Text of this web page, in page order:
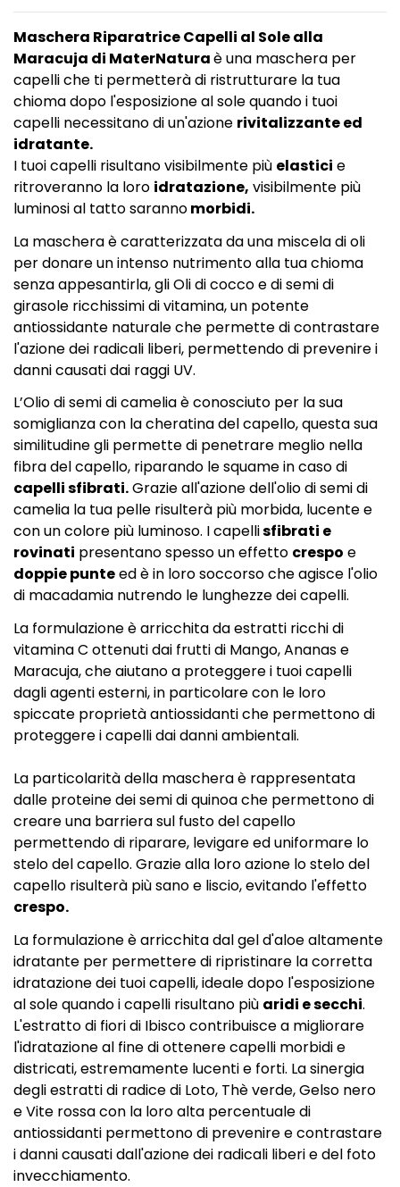
Maschera Riparatrice Capelli al Sole alla
Maracuja di MaterNaturaè una maschera per
capelli che ti permetterà di ristrutturare la tua
chioma dopo l'esposizione al sole quando i tuoi
capelli necessitano di un'azione rivitalizzante ed
idratante.
I tuoi capelli risultano visibilmente più elastici e
ritroveranno la loro idratazione, visibilmente più
luminosi al tatto sarannomorbidi.
La maschera è caratterizzata da una miscela di oli
per donare un intenso nutrimento alla tua chioma
senza appesantirla, gli Oli di cocco e di semi di
girasole ricchissimi di vitamina, un potente
antiossidante naturale che permette di contrastare
l'azione dei radicali liberi, permettendo di prevenire i
danni causati dai raggi UV.
L’Olio di semi di camelia è conosciuto per la sua
somiglianza con la cheratina del capello, questa sua
similitudine gli permette di penetrare meglio nella
fibra del capello, riparando le squame in caso di
capelli sfibrati.Grazie all'azione dell'olio di semi di
camelia la tua pelle risulterà più morbida, lucente e
con un colore più luminoso. I capellisfibrati e
rovinati presentano spesso un effetto crespo e
doppie punteed è in loro soccorso che agisce l'olio
di macadamia nutrendo le lunghezze dei capelli.
La formulazione è arricchita da estratti ricchi di
vitamina C ottenuti dai frutti di Mango, Ananas e
Maracuja, che aiutano a proteggere i tuoi capelli
dagli agenti esterni, in particolare con le loro
spiccate proprietà antiossidanti che permettono di
proteggere i capelli dai danni ambientali.
La particolarità della maschera è rappresentata
dalle proteine dei semi di quinoa che permettono di
creare una barriera sul fusto del capello
permettendo di riparare, levigare ed uniformare lo
stelo del capello. Grazie alla loro azione lo stelo del
capello risulterà più sano e liscio, evitando l'effetto
crespo.
La formulazione è arricchita dal gel d'aloe altamente
idratante per permettere di ripristinare la corretta
idratazione dei tuoi capelli, ideale dopo l'esposizione
al sole quando i capelli risultano più aridi e secchi.
L'estratto di fiori di Ibisco contribuisce a migliorare
l'idratazione al fine di ottenere capelli morbidi e
districati, estremamente lucenti e forti. La sinergia
degli estratti di radice di Loto, Thè verde, Gelso nero
e Vite rossa con la loro alta percentuale di
antiossidanti permettono di prevenire e contrastare
i danni causati dall'azione dei radicali liberi e del foto
invecchiamento.